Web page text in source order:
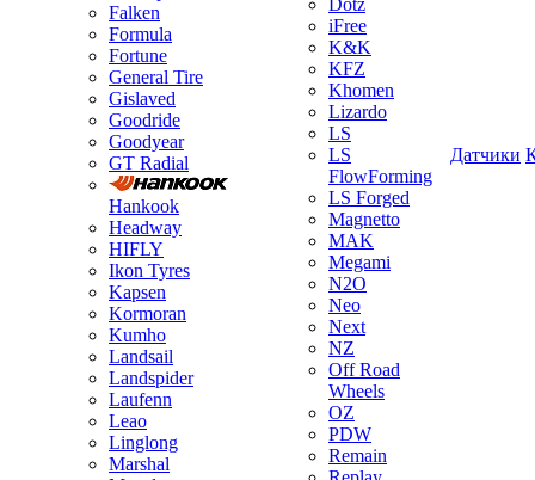
Falken
Formula
Fortune
General Tire
Gislaved
Goodride
Goodyear
GT Radial
Hankook
Headway
HIFLY
Ikon Tyres
Kapsen
Kormoran
Kumho
Landsail
Landspider
Laufenn
Leao
Linglong
Marshal
Dotz
iFree
K&K
KFZ
Khomen
Lizardo
LS
LS
FlowForming
LS Forged
Magnetto
MAK
Megami
N2O
Neo
Next
NZ
Off Road
Wheels
OZ
PDW
Remain
Датчики